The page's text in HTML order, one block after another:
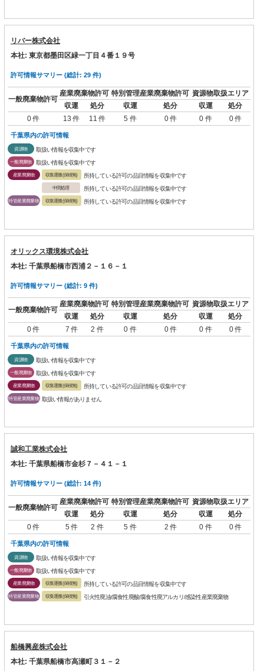
リバー株式会社
本社: 東京都墨田区緑一丁目４番１９号
許可情報サマリー (総計: 29 件)
一般廃棄物許可
産業廃棄物許可 特別管理産業廃棄物許可 資源物取扱エリア
収運
処分 収運 処分 収運
処分
0 件
13 件 11 件 5 件 0 件 0 件 0 件
千葉県内の許可情報
資源物 取扱い情報を収集中です
一般廃棄物 取扱い情報を収集中です
産業廃棄物 収集運搬(保積無) 所持している許可の品目情報を収集中です
中間処理 所持している許可の品目情報を収集中です
特管産業廃棄物 収集運搬(保積無) 所持している許可の品目情報を収集中です
オリックス環境株式会社
本社: 千葉県船橋市西浦２－１６－１
許可情報サマリー (総計: 9 件)
一般廃棄物許可
産業廃棄物許可 特別管理産業廃棄物許可 資源物取扱エリア
収運
処分 収運 処分 収運
処分
0 件
7 件 2 件 0 件 0 件 0 件 0 件
千葉県内の許可情報
資源物 取扱い情報を収集中です
一般廃棄物 取扱い情報を収集中です
産業廃棄物 収集運搬(保積無) 所持している許可の品目情報を収集中です
特管産業廃棄物 取扱い情報がありません
誠和工業株式会社
本社: 千葉県船橋市金杉７－４１－１
許可情報サマリー (総計: 14 件)
一般廃棄物許可
産業廃棄物許可 特別管理産業廃棄物許可 資源物取扱エリア
収運
処分 収運 処分 収運
処分
0 件
5 件 2 件 5 件 2 件 0 件 0 件
千葉県内の許可情報
資源物 取扱い情報を収集中です
一般廃棄物 取扱い情報を収集中です
産業廃棄物 収集運搬(保積無) 所持している許可の品目情報を収集中です
特管産業廃棄物 収集運搬(保積無) 引火性廃油/腐食性廃酸/腐食性廃アルカリ/感染性産業廃棄物
船橋興産株式会社
本社: 千葉県船橋市高瀬町３１－２